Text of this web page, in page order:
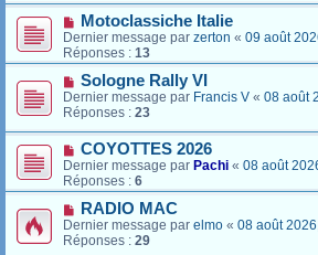
Motoclassiche Italie
Dernier message par zerton « 09 août
Réponses : 13
Sologne Rally VI
Dernier message par Francis V « 08 août
Réponses : 23
COYOTTES 2026
Dernier message par Pachi « 08 août
Réponses : 6
RADIO MAC
Dernier message par elmo « 08 août
Réponses : 29